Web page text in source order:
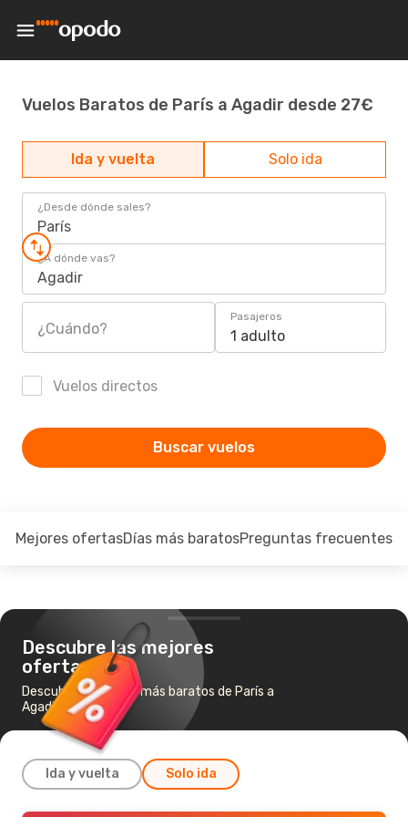
Vuelos Baratos de París a Agadir desde 27€
Ida y vuelta Solo ida
¿Desde dónde sales?
París
¿A dónde vas?
Agadir
¿Cuándo?
Pasajeros
1 adulto
Vuelos directos
Buscar vuelos
Mejores ofertasDías más baratosPreguntas frecuentes
Descubre las mejores
ofertas
Descubre los vuelos más baratos de París a
Agadir
Ida y vuelta Solo ida